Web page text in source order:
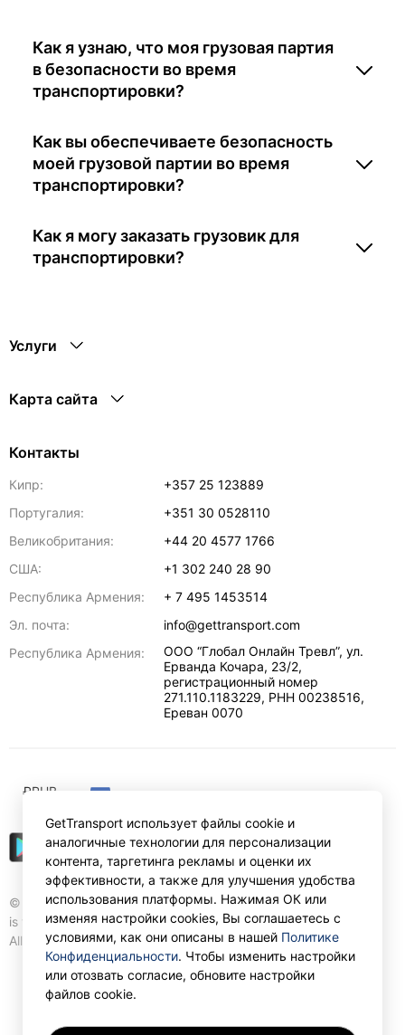
Как я узнаю, что моя грузовая партия
в безопасности во время
транспортировки?
Как вы обеспечиваете безопасность
моей грузовой партии во время
транспортировки?
Как я могу заказать грузовик для
транспортировки?
Услуги
Карта сайта
Контакты
Кипр:
+357 25 123889
Португалия:
+351 30 0528110
Великобритания:
+44 20 4577 1766
США:
+1 302 240 28 90
Республика Армения:
+ 7 495 1453514
Эл. почта:
info@gettransport.com
Республика Армения:
ООО “Глобал Онлайн Тревл”, ул.
Ерванда Кочара, 23/2,
регистрационный номер
271.110.1183229, РНН 00238516,
Ереван 0070
© Gettransport International Limited. GetTransport®
is trademark of Gettransport International Limited.
All rights reserved.
₽RUB
GetTransport использует файлы cookie и
аналогичные технологии для персонализации
контента, таргетинга рекламы и оценки их
эффективности, а также для улучшения удобства
использования платформы. Нажимая ОК или
изменяя настройки cookies, Вы соглашаетесь с
условиями, как они описаны в нашей Политике
Конфиденциальности. Чтобы изменить настройки
или отозвать согласие, обновите настройки
файлов cookie.